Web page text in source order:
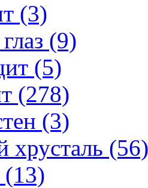
(3)
(9)
(5)
(278)
(3)
хрусталь (56)
(13)